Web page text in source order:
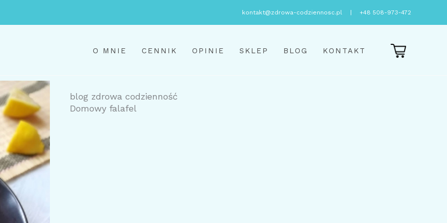
kontakt@zdrowa-codziennosc.pl +48 508-973-472
O MNIE CENNIK OPINIE SKLEP BLOG KONTAKT
blog zdrowa codzienność
Domowy falafel